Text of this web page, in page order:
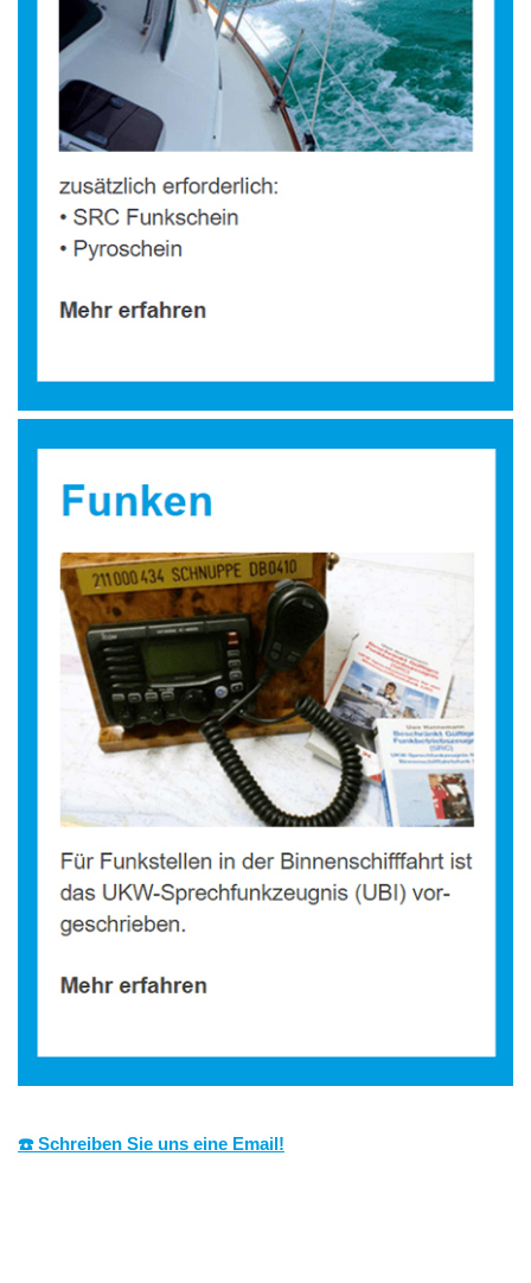
☎️ Schreiben Sie uns eine Email!